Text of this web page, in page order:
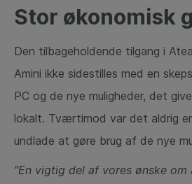
Stor økonomisk
Den tilbageholdende tilgang i
Amini ikke sidestilles med en
PC og de nye muligheder, det
lokalt. Tværtimod var det aldrig
undlade at gøre brug af de nye
"En vigtig del af vores ønske